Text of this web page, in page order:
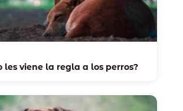
les viene la regla a los perros?